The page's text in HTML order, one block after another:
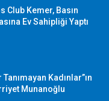
Club Kemer, Basın
Ev Sahipliği Yaptı
Tanımayan Kadınlar”ın
Munanoğlu